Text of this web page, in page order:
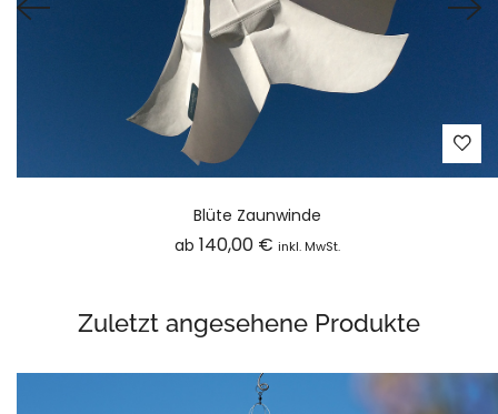
Blüte Zaunwinde
ab 140,00 € inkl. MwSt.
Zuletzt angesehene Produkte